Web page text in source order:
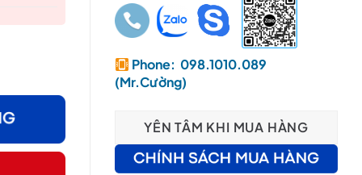
Phone: 098.1010.089
(Mr.Cường)
YÊN TÂM KHI MUA HÀNG